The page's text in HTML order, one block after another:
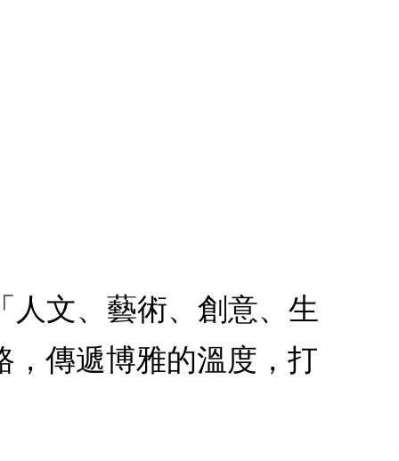
人文、藝術、創意、生
，傳遞博雅的溫度，打